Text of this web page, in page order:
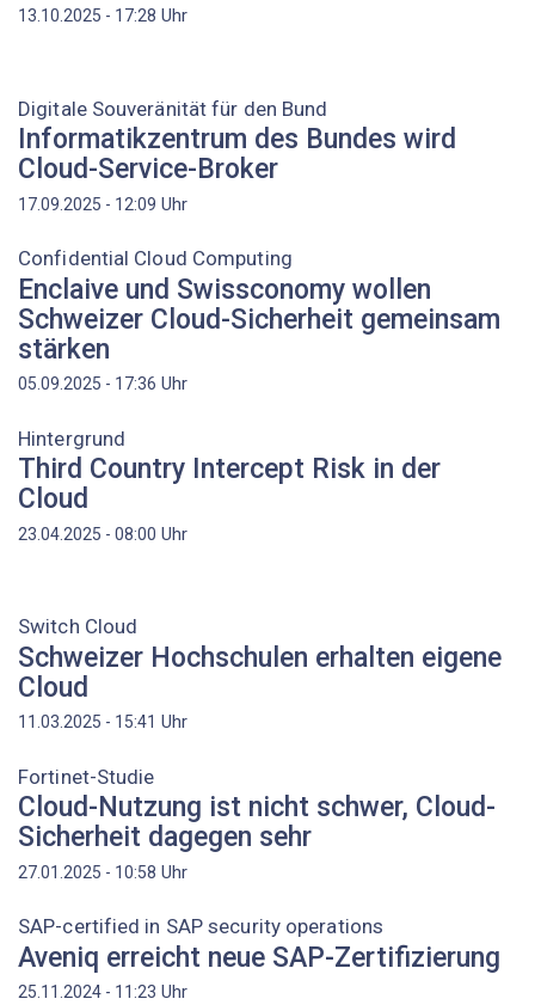
13.10.2025 - 17:28 Uhr
Digitale Souveränität für den Bund
Informatikzentrum des Bundes wird
Cloud-Service-Broker
17.09.2025 - 12:09 Uhr
Confidential Cloud Computing
Enclaive und Swissconomy wollen
Schweizer Cloud-Sicherheit gemeinsam
stärken
05.09.2025 - 17:36 Uhr
Hintergrund
Third Country Intercept Risk in der
Cloud
23.04.2025 - 08:00 Uhr
Switch Cloud
Schweizer Hochschulen erhalten eigene
Cloud
11.03.2025 - 15:41 Uhr
Fortinet-Studie
Cloud-Nutzung ist nicht schwer, Cloud-
Sicherheit dagegen sehr
27.01.2025 - 10:58 Uhr
SAP-certified in SAP security operations
Aveniq erreicht neue SAP-Zertifizierung
25.11.2024 - 11:23 Uhr